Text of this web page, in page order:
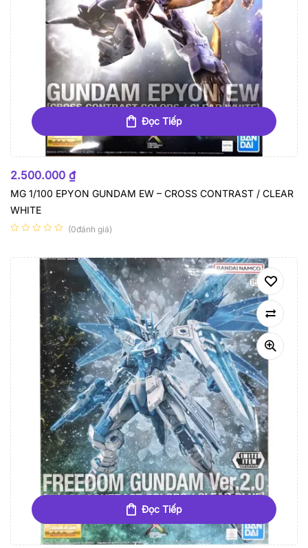
Đọc Tiếp
2.500.000 ₫
MG 1/100 EPYON GUNDAM EW – CROSS CONTRAST / CLEAR
WHITE
(0đánh giá)
Đọc Tiếp